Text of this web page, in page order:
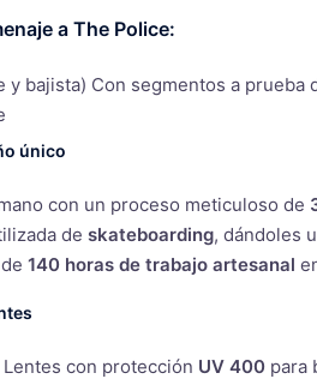
a The Police:
y bajista) Con segmentos a prueba
único
con un proceso meticuloso de
de skateboarding, dándoles
de140 horas de trabajo artesanal
Lentes con protección UV 400 para